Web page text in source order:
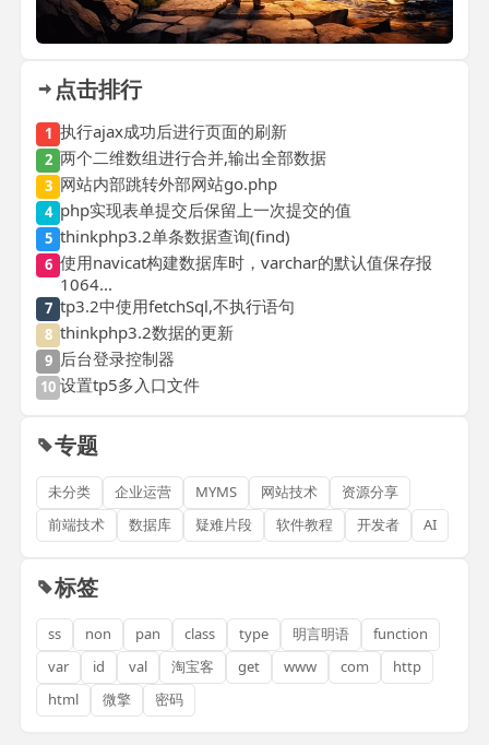
点击排行
1 执行ajax成功后进行页面的刷新
2 两个二维数组进行合并,输出全部数据
3 网站内部跳转外部网站go.php
4 php实现表单提交后保留上一次提交的值
5 thinkphp3.2单条数据查询(find)
6 使用navicat构建数据库时，varchar的默认值保存报
1064...
7 tp3.2中使用fetchSql,不执行语句
8 thinkphp3.2数据的更新
9 后台登录控制器
10 设置tp5多入口文件
专题
未分类 企业运营 MYMS 网站技术
资源分享
前端技术
数据库 疑难片段 软件教程 开发者 AI
标签
ss non pan class type 明言明语
function
var
id val 淘宝客 get www com
http
html
微擎 密码